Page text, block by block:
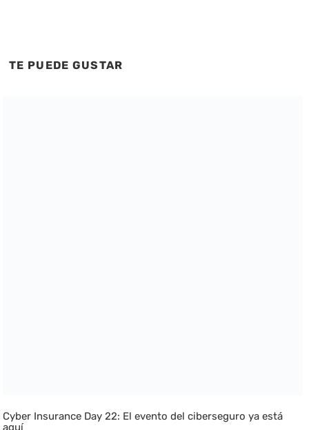
TE PUEDE GUSTAR
Cyber Insurance Day 22: El evento del ciberseguro ya está
aquí